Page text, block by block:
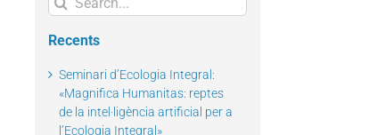
for:
Recents
Seminari d’Ecologia Integral:
«Magnifica Humanitas: reptes
de la intel·ligència artificial per a
l’Ecologia Integral»